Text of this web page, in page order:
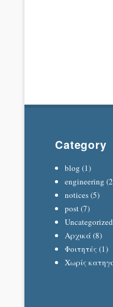
Category
blog (1)
engineering
notices(5)
post(7)
Uncategorized
Αρχικά(8)
Φοιτητές (1)
Χωρίς